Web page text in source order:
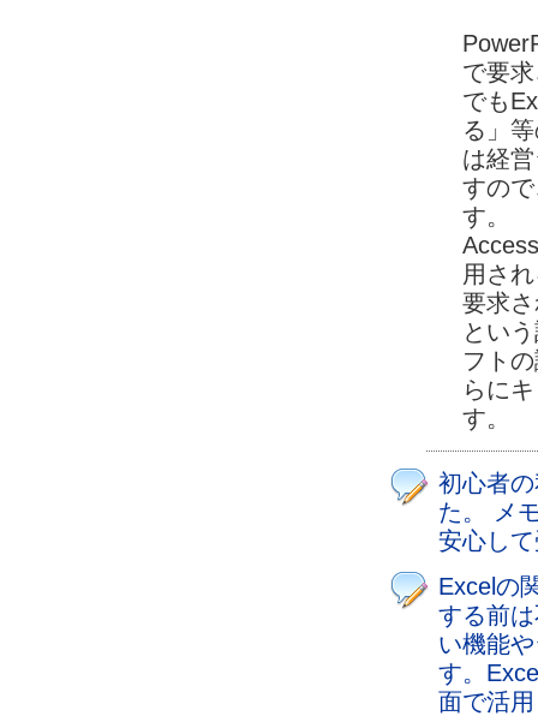
で要
でも
る」
は経
すの
す。
用さ
要求
とい
フト
らに
す。
初心者
た。 メ
安心し
Excelの
する前
い機能
す。
面で活